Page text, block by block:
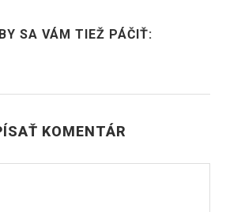
SA VÁM TIEŽ PÁČIŤ:
KOMENTÁR